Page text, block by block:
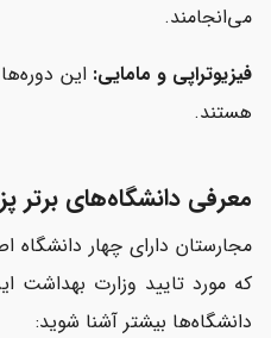
می‌انجامند.
فیزیوتراپی و مامایی:
هستند.
معرفی دانشگاه‌های برتر
مجارستان دارای چهار
که مورد تایید وزارت بهداشت
دانشگاه‌ها بیشتر آشنا شوید: